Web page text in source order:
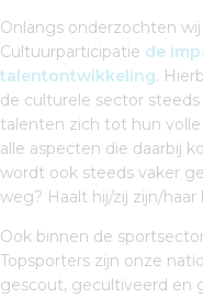
Onlangs onderzochten
Cultuurparticipatie de
talentontwikkeling.
de culturele sector
talenten zich tot hun
alle aspecten die daarbij
wordt ook steeds vaker
weg? Haalt hij/zij zijn/haar
Ook binnen de
Topsporters zijn onze
gescout, gecultiveerd en